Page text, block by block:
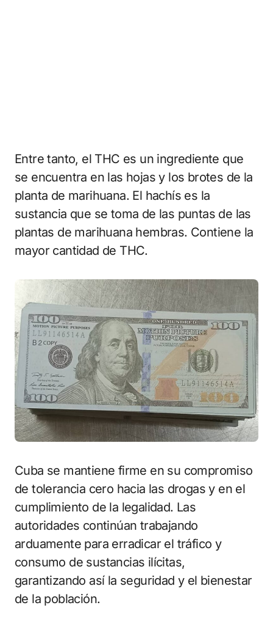
Entre tanto, el THC es un ingrediente que
se encuentra en las hojas y los brotes de la
planta de marihuana. El hachís es la
sustancia que se toma de las puntas de las
plantas de marihuana hembras. Contiene la
mayor cantidad de THC.
Cuba se mantiene firme en su compromiso
de tolerancia cero hacia las drogas y en el
cumplimiento de la legalidad. Las
autoridades continúan trabajando
arduamente para erradicar el tráfico y
consumo de sustancias ilícitas,
garantizando así la seguridad y el bienestar
de la población.